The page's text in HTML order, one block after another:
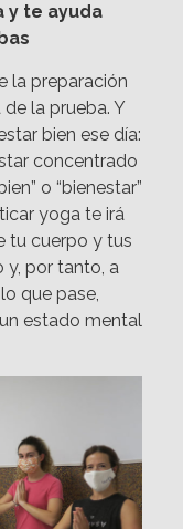
y te ayuda
la preparación
la prueba. Y
bien ese día:
concentrado
o “bienestar”
yoga te irá
tu cuerpo y tus
y, por tanto, a
que pase,
estado mental